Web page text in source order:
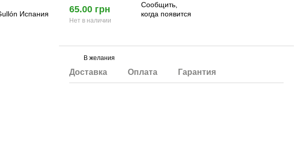
65.00 грн
Нет в наличии
Сообщить,
когда появится
В желания
Доставка Оплата Гарантия